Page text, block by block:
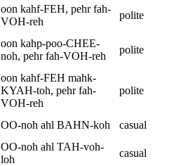
oon kahf-FEH, pehr fah-
VOH-reh
polite
oon kahp-poo-CHEE-
noh, pehr fah-VOH-reh
polite
oon kahf-FEH mahk-
KYAH-toh, pehr fah-
VOH-reh
polite
OO-noh ahl BAHN-koh
casual
OO-noh ahl TAH-voh-
loh
casual